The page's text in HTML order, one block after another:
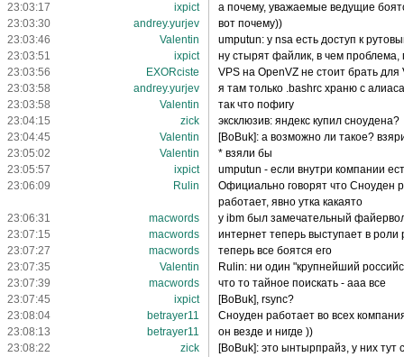
23:03:17
ixpict
а почему, уважаемые ведущие
23:03:30
andrey.yurjev
вот почему))
23:03:46
Valentin
umputun: у nsa есть доступ к
23:03:51
ixpict
ну стырят файлик, в чем проблема,
23:03:56
EXORciste
VPS на OpenVZ не стоит брать для
23:03:58
andrey.yurjev
я там только .bashrc храню с
23:03:58
Valentin
так что пофигу
23:04:15
zick
эксклюзив: яндекс купил сноудена?
23:04:45
Valentin
[BoBuk]: а возможно ли такое?
23:05:02
Valentin
* взяли бы
23:05:57
ixpict
umputun - если внутри компании
23:06:09
Rulin
Официально говорят что Сноуден
работает, явно утка какаято
23:06:31
macwords
у ibm был замечательный
23:07:15
macwords
интернет теперь выступает в роли
23:07:27
macwords
теперь все боятся его
23:07:35
Valentin
Rulin: ни один "крупнейший
23:07:39
macwords
что то тайное поискать - ааа все
23:07:45
ixpict
[BoBuk], rsync?
23:08:04
betrayer11
Сноуден работает во всех
23:08:13
betrayer11
он везде и нигде ))
23:08:22
zick
[BoBuk]: это ынтырпрайз, у них тут